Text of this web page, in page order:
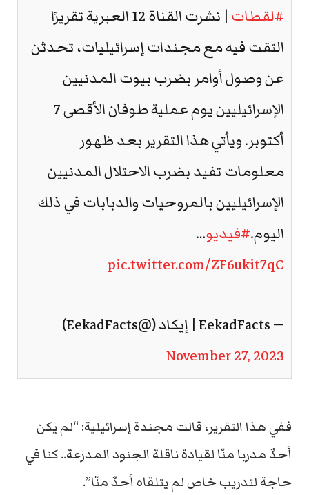
#لقطات
| نشرت القناة 12 العبرية تقريرًا
التقت فيه مع مجندات إسرائيليات، تحدثن
عن وصول أوامر بضرب بيوت المدنيين
الإسرائيليين يوم عملية طوفان الأقصى 7
أكتوبر. ويأتي هذا التقرير بعد ظهور
معلومات تفيد بضرب الاحتلال المدنيين
الإسرائيليين بالمروحيات والدبابات في ذلك
اليوم.#فيديو…
pic.twitter.com/ZF6ukit7qC
— EekadFacts | إيكاد (@EekadFacts)
November 27, 2023
ففي هذا التقرير، قالت مجندة إسرائيلية: “لم يكن
أحدٌ مدربا منّا لقيادة ناقلة الجنود المدرعة.. كنا في
حاجة لتدريب خاص لم يتلقاه أحدٌ منّا”.